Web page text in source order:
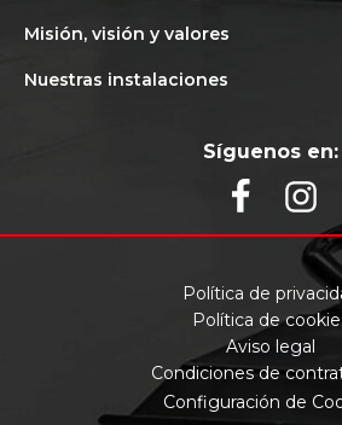
Misión, visión y valores
Nuestras instalaciones
Síguenos en:
Política de
Política de
Aviso legal
Condiciones de
Configuración de